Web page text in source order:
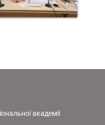
академії